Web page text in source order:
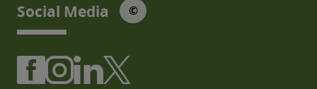
Social Media © © Social Media Icons: jam-